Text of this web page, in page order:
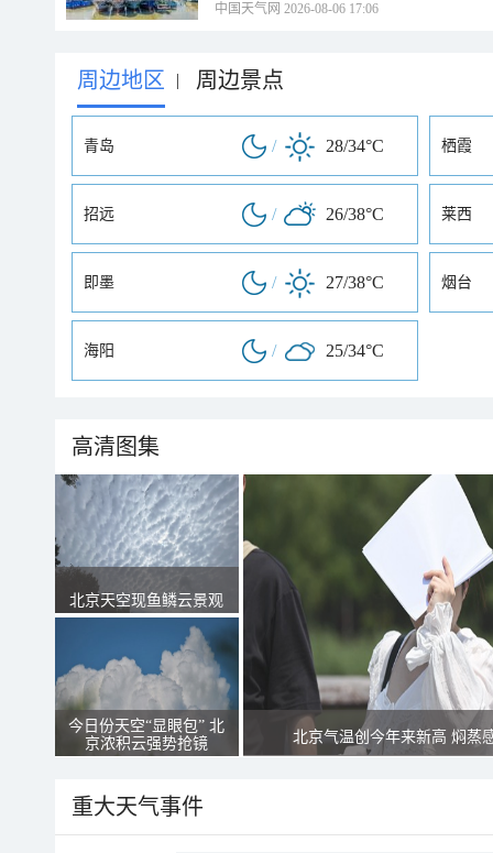
中国天气网 2026-08-06 17:06
周边地区 | 周边景点
青岛 / 28/34°C 栖霞
招远 / 26/38°C 莱西
即墨 / 27/38°C 烟台
海阳 / 25/34°C
高清图集
北京天空现鱼鳞云景观
今日份天空“显眼包” 北
京浓积云强势抢镜
北京气温创今年来新高 焖蒸
重大天气事件